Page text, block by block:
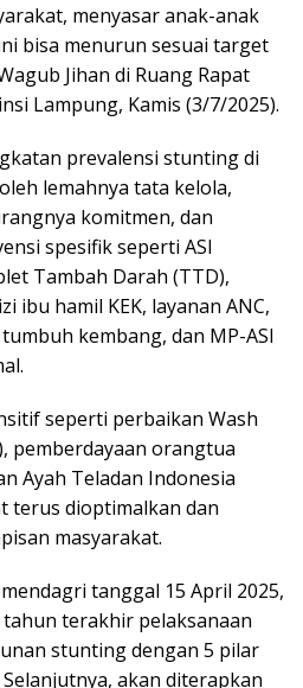
menyasar anak-anak
bisa menurun sesuai target
Jihan di Ruang Rapat
Lampung, Kamis (3/7/2025).
prevalensi stunting di
lemahnya tata kelola,
komitmen, dan
spesifik seperti ASI
Tambah Darah (TTD),
ibu hamil KEK, layanan ANC,
kembang, dan MP-ASI
seperti perbaikan Wash
pemberdayaan orangtua
Ayah Teladan Indonesia
terus dioptimalkan dan
masyarakat.
tanggal 15 April 2025,
terakhir pelaksanaan
stunting dengan 5 pilar
akan diterapkan